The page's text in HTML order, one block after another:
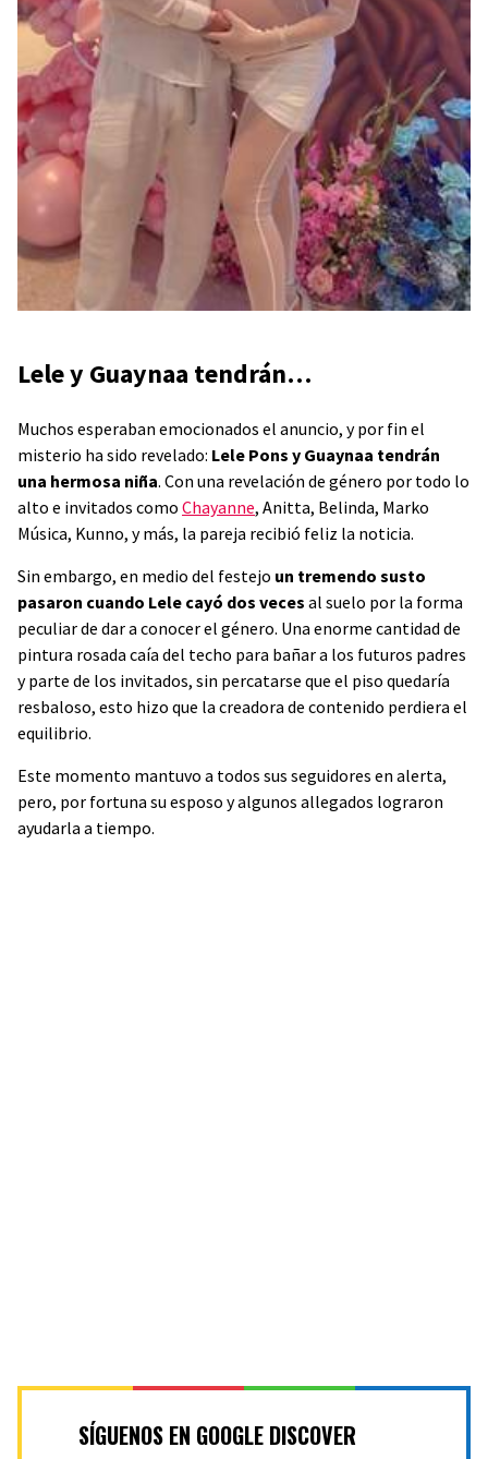
Lele y Guaynaa tendrán…
Muchos esperaban emocionados el anuncio, y por fin el
misterio ha sido revelado: Lele Pons y Guaynaa tendrán
una hermosa niña. Con una revelación de género por todo lo
alto e invitados como Chayanne, Anitta, Belinda, Marko
Música, Kunno, y más, la pareja recibió feliz la noticia.
Sin embargo, en medio del festejo un tremendo susto
pasaron cuando Lele cayó dos veces al suelo por la forma
peculiar de dar a conocer el género. Una enorme cantidad de
pintura rosada caía del techo para bañar a los futuros padres
y parte de los invitados, sin percatarse que el piso quedaría
resbaloso, esto hizo que la creadora de contenido perdiera el
equilibrio.
Este momento mantuvo a todos sus seguidores en alerta,
pero, por fortuna su esposo y algunos allegados lograron
ayudarla a tiempo.
SÍGUENOS EN GOOGLE DISCOVER